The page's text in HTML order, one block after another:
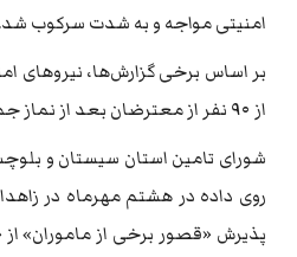
امنیتی مواجه و به شدت سرکوب شد.
بر اساس برخی گزارش‌ها، نیروهای
از ۹۰ نفر از معترضان بعد از نماز جمعه را کشته‌اند.
شورای تامین استان سیستان و
روی داده در هشتم مهرماه در